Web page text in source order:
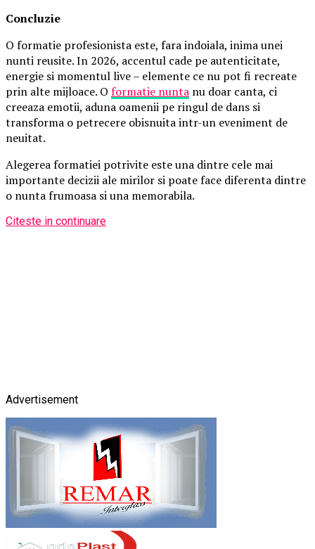
Concluzie
O formatie profesionista este, fara indoiala, inima unei
nunti reusite. In 2026, accentul cade pe autenticitate,
energie si momentul live – elemente ce nu pot fi recreate
prin alte mijloace. O formatie nunta nu doar canta, ci
creeaza emotii, aduna oamenii pe ringul de dans si
transforma o petrecere obisnuita intr-un eveniment de
neuitat.
Alegerea formatiei potrivite este una dintre cele mai
importante decizii ale mirilor si poate face diferenta dintre
o nunta frumoasa si una memorabila.
Citeste in continuare
Advertisement